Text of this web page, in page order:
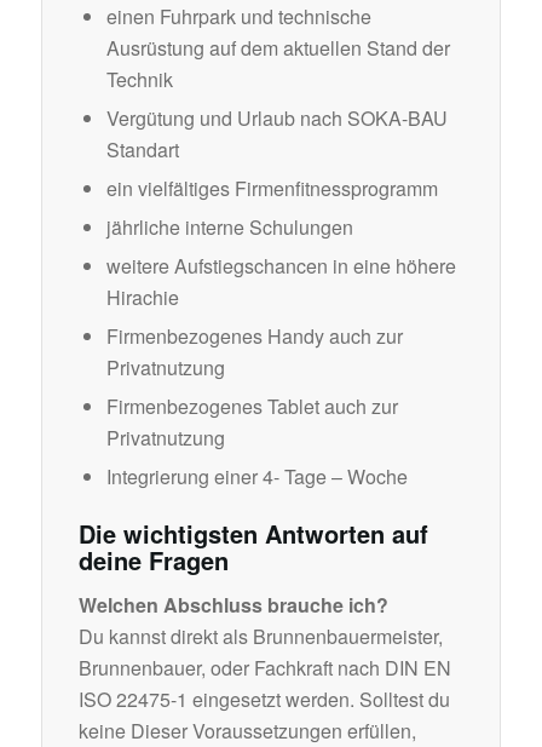
einen Fuhrpark und technische
Ausrüstung auf dem aktuellen Stand der
Technik
Vergütung und Urlaub nach SOKA-BAU
Standart
ein vielfältiges Firmenfitnessprogramm
jährliche interne Schulungen
weitere Aufstiegschancen in eine höhere
Hirachie
Firmenbezogenes Handy auch zur
Privatnutzung
Firmenbezogenes Tablet auch zur
Privatnutzung
Integrierung einer 4- Tage – Woche
Die wichtigsten Antworten auf
deine Fragen
Welchen Abschluss brauche ich?
Du kannst direkt als Brunnenbauermeister,
Brunnenbauer, oder Fachkraft nach DIN EN
ISO 22475-1 eingesetzt werden. Solltest du
keine Dieser Voraussetzungen erfüllen,